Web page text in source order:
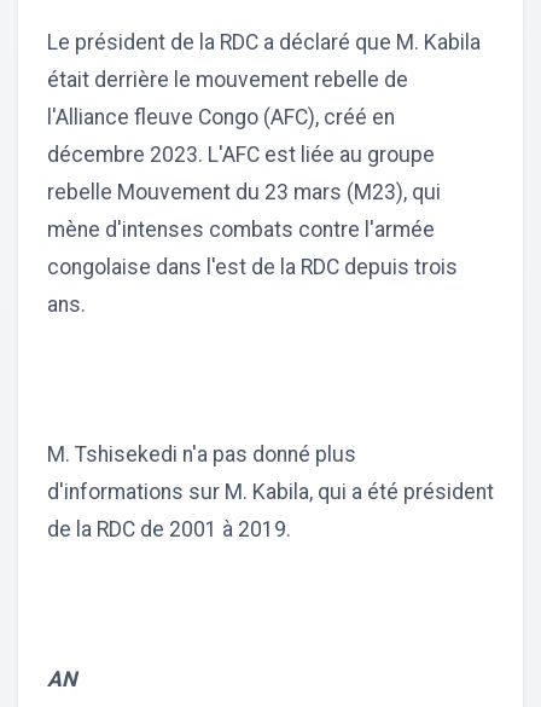
Le président de la RDC a déclaré que M. Kabila
était derrière le mouvement rebelle de
l'Alliance fleuve Congo (AFC), créé en
décembre 2023. L'AFC est liée au groupe
rebelle Mouvement du 23 mars (M23), qui
mène d'intenses combats contre l'armée
congolaise dans l'est de la RDC depuis trois
ans.
M. Tshisekedi n'a pas donné plus
d'informations sur M. Kabila, qui a été président
de la RDC de 2001 à 2019.
AN